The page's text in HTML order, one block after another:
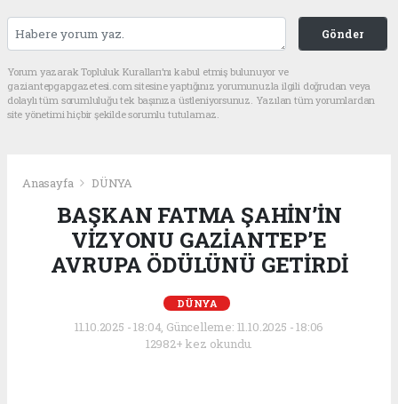
Gönder
Yorum yazarak Topluluk Kuralları’nı kabul etmiş bulunuyor ve
gaziantepgapgazetesi.com sitesine yaptığınız yorumunuzla ilgili doğrudan veya
dolaylı tüm sorumluluğu tek başınıza üstleniyorsunuz. Yazılan tüm yorumlardan
site yönetimi hiçbir şekilde sorumlu tutulamaz.
Anasayfa DÜNYA
BAŞKAN FATMA ŞAHİN’İN
VİZYONU GAZİANTEP’E
AVRUPA ÖDÜLÜNÜ GETİRDİ
DÜNYA
11.10.2025 - 18:04, Güncelleme: 11.10.2025 - 18:06
12982+ kez okundu.